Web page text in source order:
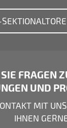
FRAGEN
UND
MIT
IHNEN